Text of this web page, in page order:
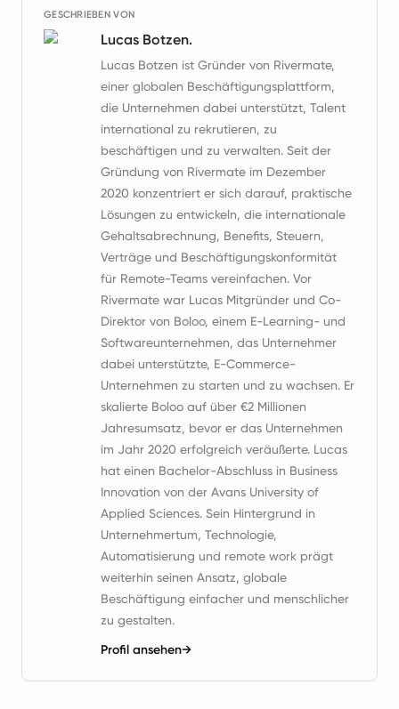
GESCHRIEBEN VON
Lucas Botzen.
Lucas Botzen ist Gründer von Rivermate,
einer globalen Beschäftigungsplattform,
die Unternehmen dabei unterstützt, Talent
international zu rekrutieren, zu
beschäftigen und zu verwalten. Seit der
Gründung von Rivermate im Dezember
2020 konzentriert er sich darauf, praktische
Lösungen zu entwickeln, die internationale
Gehaltsabrechnung, Benefits, Steuern,
Verträge und Beschäftigungskonformität
für Remote-Teams vereinfachen. Vor
Rivermate war Lucas Mitgründer und Co-
Direktor von Boloo, einem E-Learning- und
Softwareunternehmen, das Unternehmer
dabei unterstützte, E-Commerce-
Unternehmen zu starten und zu wachsen. Er
skalierte Boloo auf über €2 Millionen
Jahresumsatz, bevor er das Unternehmen
im Jahr 2020 erfolgreich veräußerte. Lucas
hat einen Bachelor-Abschluss in Business
Innovation von der Avans University of
Applied Sciences. Sein Hintergrund in
Unternehmertum, Technologie,
Automatisierung und remote work prägt
weiterhin seinen Ansatz, globale
Beschäftigung einfacher und menschlicher
zu gestalten.
Profil ansehen→